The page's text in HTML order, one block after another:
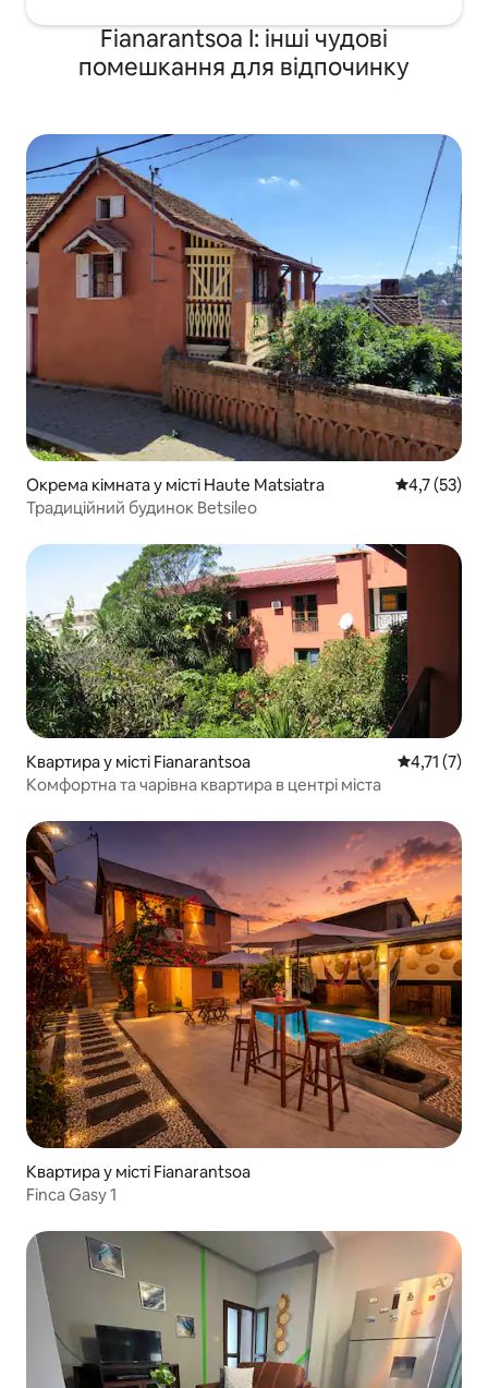
Fianarantsoa I: інші чудові
помешкання для відпочинку
Окрема кімната у місті Haute Matsiatra Середня
4,7 (53)
Традиційний будинок Betsileo
Квартира у місті Fianarantsoa Середня
4,71 (7)
Комфортна та чарівна квартира в центрі міста
Квартира у місті Fianarantsoa
Finca Gasy 1